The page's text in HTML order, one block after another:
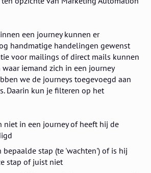
een journey kunnen er
handmatige handelingen gewenst
voor mailings of direct mails kunnen
iemand zich in een journey
we de journeys toegevoegd aan
Daarin kun je filteren op het
niet in een journey of heeft hij de
stap (te 'wachten') of is hij
stap of juist niet